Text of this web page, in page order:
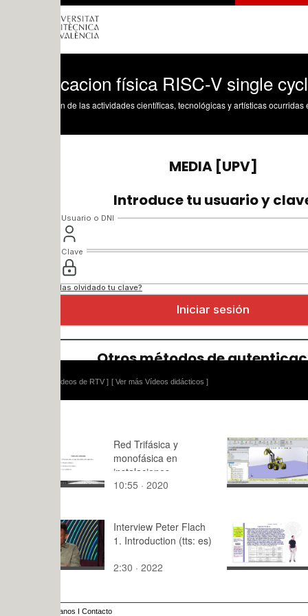
física RISC-V single cycle
de las actividades científicas, tecnológicas y artísticas ocurridas en los tres
[ Ver más Vídeos didácticos ]
Red Trifásica y
monofásica en
instalaciones
eléctricas
10:55 · 2020
Lego
sobre
9:46 · 2017
Interview Peter Flach
1. Introduction (tts: es)
2:30 · 2022
Público.
una MALA
5:36 · 2007